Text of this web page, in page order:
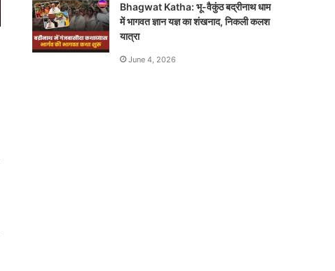
Bhagwat Katha: भू-वैकुंठ बद्रीनाथ धाम
में भागवत ज्ञान यज्ञ का शंखनाद, निकली कलश
यात्रा
June 4, 2026